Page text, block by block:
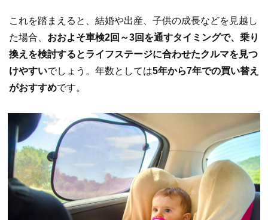
これを踏まえると、結婚や出産、子供の成長などを見越し
た場合、 おおよそ車検2回～3回を通すタイミングで、乗り
換えを検討するとライフステージに合わせたクルマを見つ
けやすいでしょう。年数としては5年から7年での買い替え
がおすすめです。